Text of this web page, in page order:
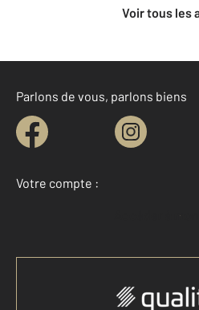
Voir tous
Parlons de vous, parlons biens
Votre compte :
Accéder à